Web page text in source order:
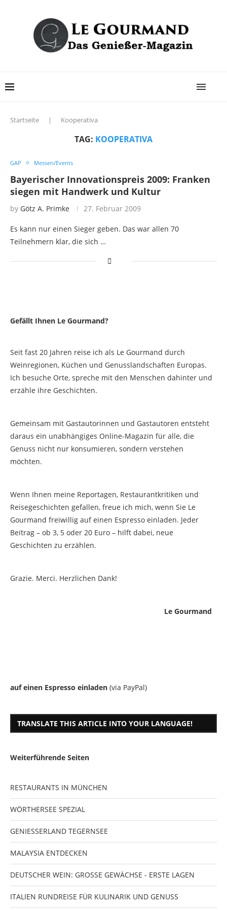
Startseite | Kooperativa
TAG: KOOPERATIVA
GAP Messen/Events
Bayerischer Innovationspreis 2009: Franken
siegen mit Handwerk und Kultur
by Götz A. Primke 27. Februar 2009
Es kann nur einen Sieger geben. Das war allen 70
Teilnehmern klar, die sich …
Gefällt Ihnen Le Gourmand?
Seit fast 20 Jahren reise ich als Le Gourmand durch
Weinregionen, Küchen und Genusslandschaften Europas.
Ich besuche Orte, spreche mit den Menschen dahinter und
erzähle ihre Geschichten.
Gemeinsam mit Gastautorinnen und Gastautoren entsteht
daraus ein unabhängiges Online-Magazin für alle, die
Genuss nicht nur konsumieren, sondern verstehen
möchten.
Wenn Ihnen meine Reportagen, Restaurantkritiken und
Reisegeschichten gefallen, freue ich mich, wenn Sie Le
Gourmand freiwillig auf einen Espresso einladen. Jeder
Beitrag – ob 3, 5 oder 20 Euro – hilft dabei, neue
Geschichten zu erzählen.
Grazie. Merci. Herzlichen Dank!
Le Gourmand
auf einen Espresso einladen (via PayPal)
TRANSLATE THIS ARTICLE INTO YOUR LANGUAGE!
Weiterführende Seiten
RESTAURANTS IN MÜNCHEN
WÖRTHERSEE SPEZIAL
GENIESSERLAND TEGERNSEE
MALAYSIA ENTDECKEN
DEUTSCHER WEIN: GROSSE GEWÄCHSE - ERSTE LAGEN
ITALIEN RUNDREISE FÜR KULINARIK UND GENUSS